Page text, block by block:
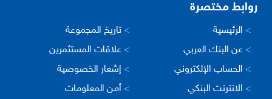
روابط مختصرة
> الرئيسية > تاريخ المجموعة
> عن البنك العربي > علاقات المستثمرين
> الحساب الإلكتروني > إشعار الخصوصية
> الانترنت البنكي > أمن المعلومات